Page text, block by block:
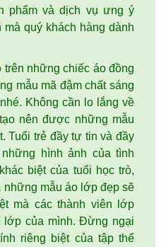
phẩm và dịch vụ ưng ý
quý khách hàng dành
trên những chiếc áo đồng
mẫu mã đậm chất sáng
Không cần lo lắng về
nên được những mẫu
Tuổi trẻ đầy tự tin và đầy
hình ảnh của tình
biệt của tuổi học trò,
những mẫu áo lớp đẹp sẽ
mà các thành viên lớp
lớp của mình. Đừng ngại
riêng biệt của tập thể